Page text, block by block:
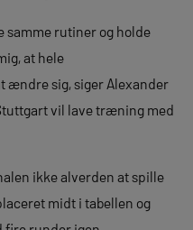
samme rutiner og holde
at hele
sig, siger Alexander
vil lave træning med
ikke alverden at spille
midt i tabellen og